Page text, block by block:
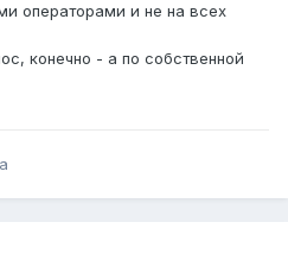
операторами и не на всех
конечно - а по собственной